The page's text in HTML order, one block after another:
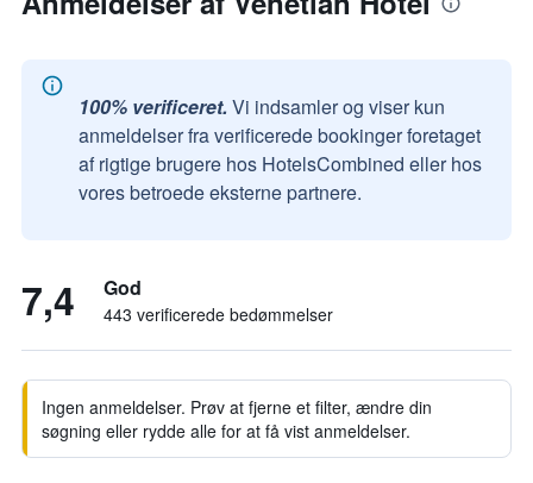
100% verificeret. Vi indsamler og viser kun
anmeldelser fra verificerede bookinger foretaget
af rigtige brugere hos HotelsCombined eller hos
vores betroede eksterne partnere.
7,4 God
443 verificerede bedømmelser
Ingen anmeldelser. Prøv at fjerne et filter, ændre din
søgning eller rydde alle for at få vist anmeldelser.